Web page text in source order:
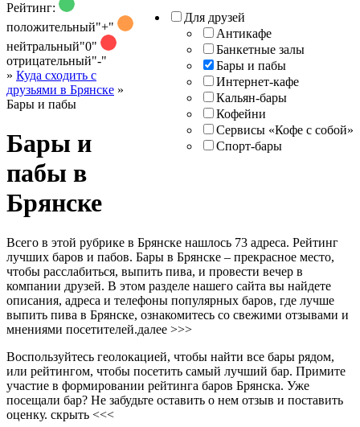
Для друзей
Антикафе
Банкетные залы
Бары и пабы
Интернет-кафе
Кальян-бары
Кофейни
Сервисы «Кофе с собой»
Спорт-бары
Рейтинг:
положительный"+"
нейтральный"0"
отрицательный"-"
» Куда сходить с
друзьями в Брянске »
Бары и пабы
Бары и
пабы в
Брянске
Всего в этой рубрике в Брянске нашлось 73 адреса. Рейтинг
лучших баров и пабов. Бары в Брянске – прекрасное место,
чтобы расслабиться, выпить пива, и провести вечер в
компании друзей. В этом разделе нашего сайта вы найдете
описания, адреса и телефоны популярных баров, где лучше
выпить пива в Брянске, ознакомитесь со свежими отзывами и
мнениями посетителей.далее >>>
Воспользуйтесь геолокацией, чтобы найти все бары рядом,
или рейтингом, чтобы посетить самый лучший бар. Примите
участие в формировании рейтинга баров Брянска. Уже
посещали бар? Не забудьте оставить о нем отзыв и поставить
оценку. скрыть <<<